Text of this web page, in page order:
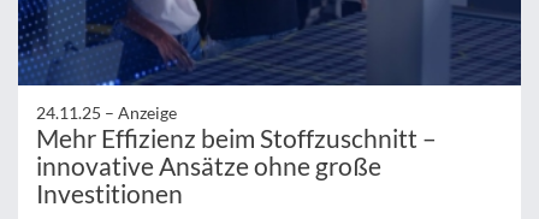
24.11.25 – Anzeige
Mehr Effizienz beim Stoffzuschnitt –
innovative Ansätze ohne große
Investitionen